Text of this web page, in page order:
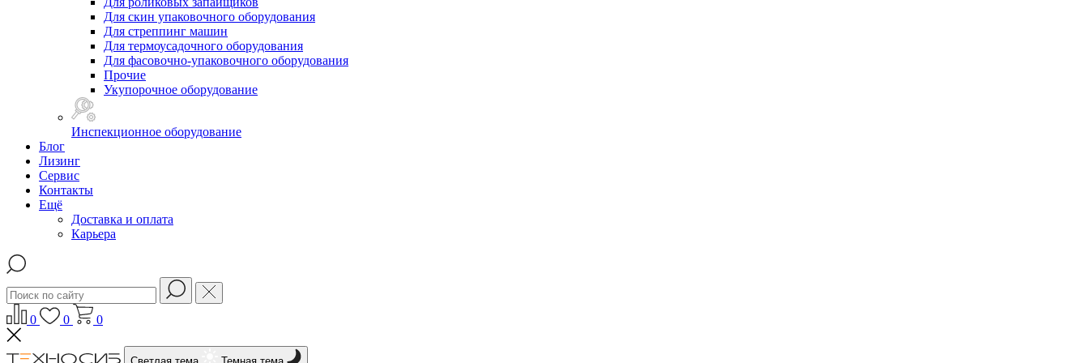
Для скин упаковочного оборудования
Для стреппинг машин
Для термоусадочного оборудования
Для фасовочно-упаковочного оборудования
Прочие
Укупорочное оборудование
Инспекционное оборудование
Блог
Лизинг
Сервис
Контакты
Ещё
Доставка и оплата
Карьера
0 0 0